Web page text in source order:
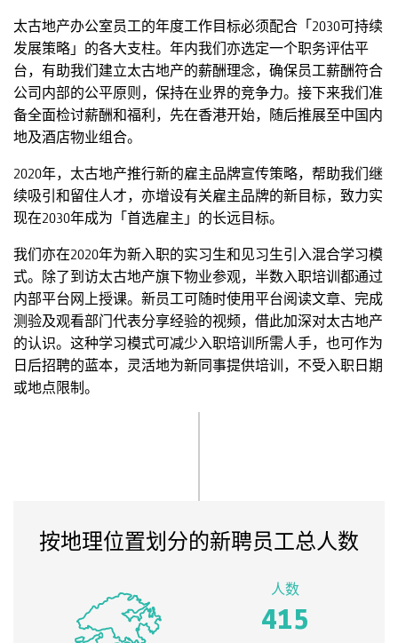
太古地产办公室员工的年度工作目标必须配合「2030可持续
发展策略」的各大支柱。年内我们亦选定一个职务评估平
台，有助我们建立太古地产的薪酬理念，确保员工薪酬符合
公司内部的公平原则，保持在业界的竞争力。接下来我们准
备全面检讨薪酬和福利，先在香港开始，随后推展至中国内
地及酒店物业组合。
2020年，太古地产推行新的雇主品牌宣传策略，帮助我们继
续吸引和留住人才，亦增设有关雇主品牌的新目标，致力实
现在2030年成为「首选雇主」的长远目标。
我们亦在2020年为新入职的实习生和见习生引入混合学习模
式。除了到访太古地产旗下物业参观，半数入职培训都通过
内部平台网上授课。新员工可随时使用平台阅读文章、完成
测验及观看部门代表分享经验的视频，借此加深对太古地产
的认识。这种学习模式可减少入职培训所需人手，也可作为
日后招聘的蓝本，灵活地为新同事提供培训，不受入职日期
或地点限制。
按地理位置划分的新聘员工总人数
人数
415